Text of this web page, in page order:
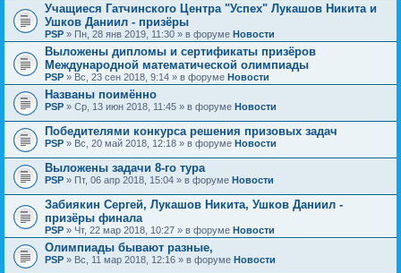
Учащиеся Гатчинского Центра "Успех" Лукашов Никита и
Ушков Даниил - призёры
PSP » Пн, 28 янв 2019, 11:30 » в форуме Новости
Выложены дипломы и сертификаты призёров
Международной математической олимпиады
PSP » Вс, 23 сен 2018, 9:14 » в форуме Новости
Названы поимённо
PSP » Ср, 13 июн 2018, 11:45 » в форуме Новости
Победителями конкурса решения призовых задач
PSP » Вс, 20 май 2018, 12:18 » в форуме Новости
Выложены задачи 8-го тура
PSP » Пт, 06 апр 2018, 15:04 » в форуме Новости
Забиякин Сергей, Лукашов Никита, Ушков Даниил -
призёры финала
PSP » Чт, 22 мар 2018, 10:27 » в форуме Новости
Олимпиады бывают разные,
PSP » Вс, 11 мар 2018, 12:16 » в форуме Новости